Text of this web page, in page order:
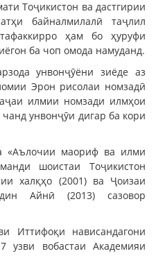
Тоҷикистон ва дастгирии
байналмилалӣ таҷлил
ҳам бо ҳуруфи
ба чоп омода намуданд.
унвонҷӯёни зиёде аз
Эрон рисолаи номзадӣ
илмии номзади илмҳои
унвонҷӯи дигар ба кори
«Аълочии маориф ва илми
шоистаи Тоҷикистон
халқҳо (2001) ва Ҷоизаи
Айнӣ (2013) сазовор
Иттифоқи нависандагони
узви вобастаи Академияи